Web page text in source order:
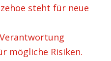
steht für neue
mögliche Risiken.